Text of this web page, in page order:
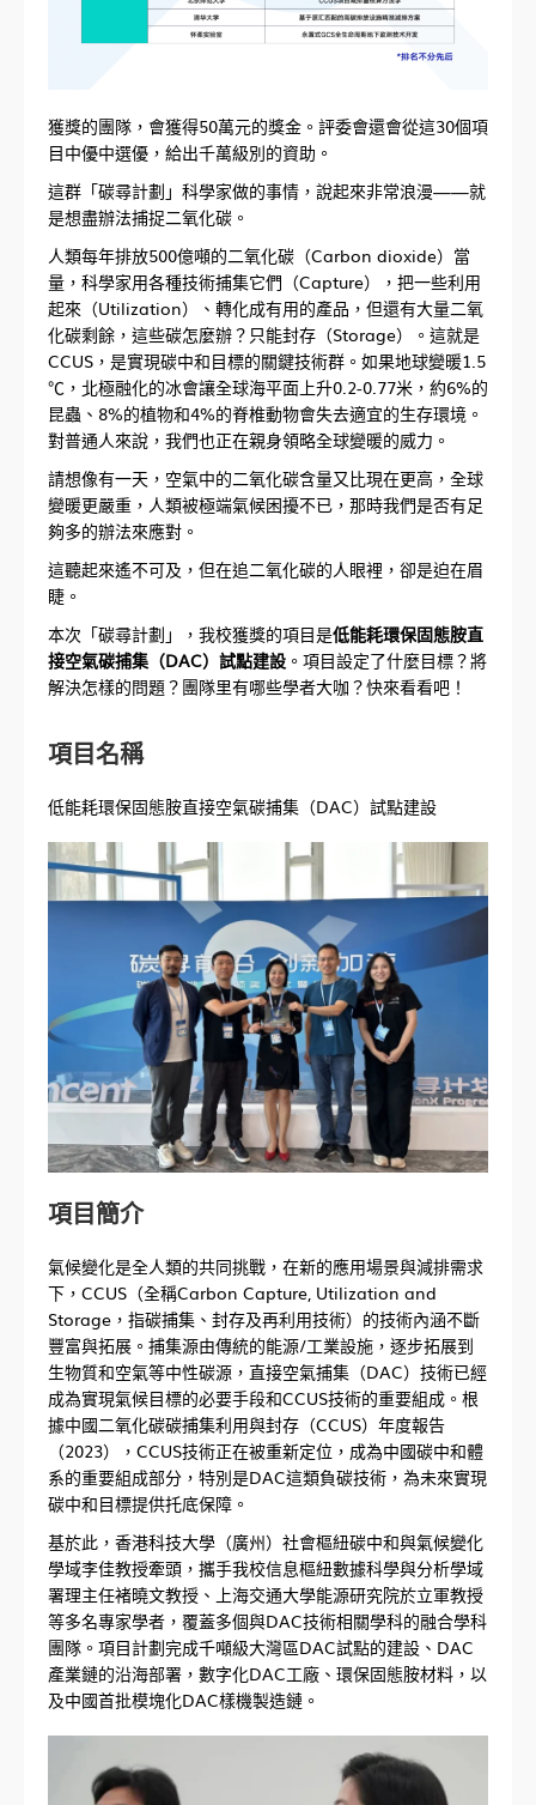
獲獎的團隊，會獲得50萬元的獎金。評委會還會從這30個項
目中優中選優，給出千萬級別的資助。
這群「碳尋計劃」科學家做的事情，說起來非常浪漫——就
是想盡辦法捕捉二氧化碳。
人類每年排放500億噸的二氧化碳（Carbon dioxide）當
量，科學家用各種技術捕集它們（Capture），把一些利用
起來（Utilization）、轉化成有用的產品，但還有大量二氧
化碳剩餘，這些碳怎麼辦？只能封存（Storage）。這就是
CCUS，是實現碳中和目標的關鍵技術群。如果地球變暖1.5
℃，北極融化的冰會讓全球海平面上升0.2-0.77米，約6%的
昆蟲、8%的植物和4%的脊椎動物會失去適宜的生存環境。
對普通人來說，我們也正在親身領略全球變暖的威力。
請想像有一天，空氣中的二氧化碳含量又比現在更高，全球
變暖更嚴重，人類被極端氣候困擾不已，那時我們是否有足
夠多的辦法來應對。
這聽起來遙不可及，但在追二氧化碳的人眼裡，卻是迫在眉
睫。
本次「碳尋計劃」，我校獲獎的項目是低能耗環保固態胺直
接空氣碳捕集（DAC）試點建設 。項目設定了什麼目標？將
解決怎樣的問題？團隊里有哪些學者大咖？快來看看吧！
項目名稱
低能耗環保固態胺直接空氣碳捕集（DAC）試點建設
項目簡介
氣候變化是全人類的共同挑戰，在新的應用場景與減排需求
下，CCUS（全稱Carbon Capture, Utilization and
Storage，指碳捕集、封存及再利用技術）的技術內涵不斷
豐富與拓展。捕集源由傳統的能源/工業設施，逐步拓展到
生物質和空氣等中性碳源，直接空氣捕集（DAC）技術已經
成為實現氣候目標的必要手段和CCUS技術的重要組成。根
據中國二氧化碳碳捕集利用與封存（CCUS）年度報告
（2023），CCUS技術正在被重新定位，成為中國碳中和體
系的重要組成部分，特別是DAC這類負碳技術，為未來實現
碳中和目標提供托底保障。
基於此，香港科技大學（廣州）社會樞紐碳中和與氣候變化
學域李佳教授牽頭，攜手我校信息樞紐數據科學與分析學域
署理主任褚曉文教授、上海交通大學能源研究院於立軍教授
等多名專家學者，覆蓋多個與DAC技術相關學科的融合學科
團隊。項目計劃完成千噸級大灣區DAC試點的建設、DAC
產業鏈的沿海部署，數字化DAC工廠、環保固態胺材料，以
及中國首批模塊化DAC樣機製造鏈。